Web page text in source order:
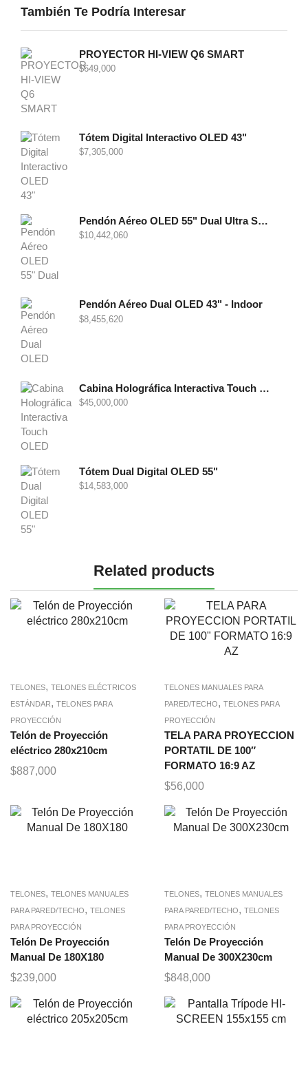
También Te Podría Interesar
PROYECTOR HI-VIEW Q6 SMART
$649,000
Tótem Digital Interactivo OLED 43"
$7,305,000
Pendón Aéreo OLED 55" Dual Ultra Slim - Indoor
$10,442,060
Pendón Aéreo Dual OLED 43" - Indoor
$8,455,620
Cabina Holográfica Interactiva Touch OLED 86"
$45,000,000
Tótem Dual Digital OLED 55"
$14,583,000
Related products
TELONES, TELONES ELÉCTRICOS
ESTÁNDAR, TELONES PARA
PROYECCIÓN
Telón de Proyección
eléctrico 280x210cm
$887,000
TELONES MANUALES PARA
PARED/TECHO, TELONES PARA
PROYECCIÓN
TELA PARA PROYECCION
PORTATIL DE 100″
FORMATO 16:9 AZ
$56,000
TELONES, TELONES MANUALES
PARA PARED/TECHO, TELONES
PARA PROYECCIÓN
Telón De Proyección
Manual De 180X180
$239,000
TELONES, TELONES MANUALES
PARA PARED/TECHO, TELONES
PARA PROYECCIÓN
Telón De Proyección
Manual De 300X230cm
$848,000